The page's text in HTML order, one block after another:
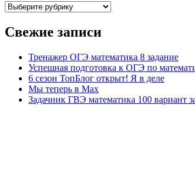
Рубрики
Свежие записи
Тренажер ОГЭ математика 8 задание
Успешная подготовка к ОГЭ по
6 сезон ТопБлог открыт! Я в деле
Мы теперь в Max
Задачник ГВЭ математика 100 вариант